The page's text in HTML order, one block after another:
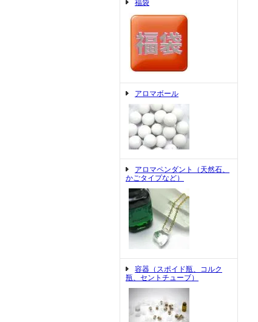
福袋
アロマボール
アロマペンダント（天然石、
かごタイプなど）
容器（スポイド瓶、コルク
瓶、セントチューブ）